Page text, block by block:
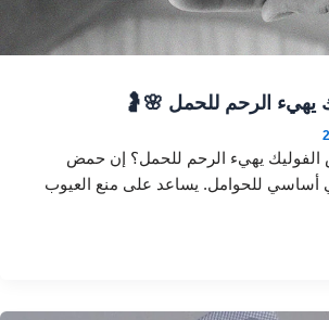
الرحم للحمل 🌸🤰
يهيء الرحم للحمل؟ إن حمض
أساسي للحوامل. يساعد على منع العيوب